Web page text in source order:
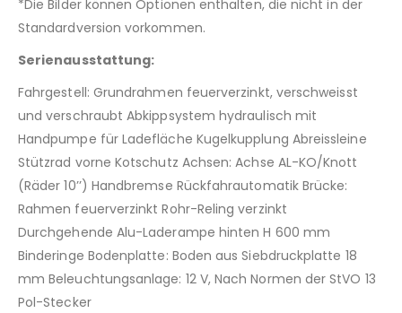
*Die Bilder können Optionen enthalten, die nicht in der
Standardversion vorkommen.
Serienausstattung:
Fahrgestell: Grundrahmen feuerverzinkt, verschweisst
und verschraubt Abkippsystem hydraulisch mit
Handpumpe für Ladefläche Kugelkupplung Abreissleine
Stützrad vorne Kotschutz Achsen: Achse AL-KO/Knott
(Räder 10’’) Handbremse Rückfahrautomatik Brücke:
Rahmen feuerverzinkt Rohr-Reling verzinkt
Durchgehende Alu-Laderampe hinten H 600 mm
Binderinge Bodenplatte: Boden aus Siebdruckplatte 18
mm Beleuchtungsanlage: 12 V, Nach Normen der StVO 13
Pol-Stecker